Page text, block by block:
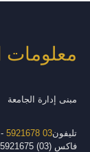
معلومات
مبنى إدارة الجامعة
تليفون03 5921678
-
فاكس (03) 5921675